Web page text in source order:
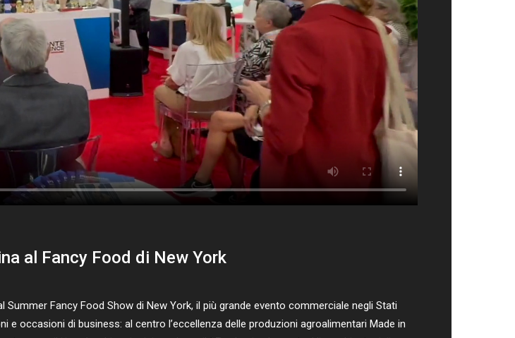
al Fancy Food di New York
Summer Fancy Food Show di New York, il più grande evento commerciale negli Stati
e occasioni di business: al centro l’eccellenza delle produzioni agroalimentari Made in